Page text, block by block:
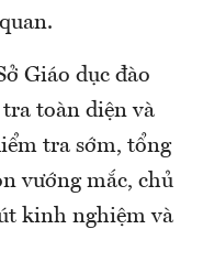
Giáo dục đào
toàn diện và
tra sớm, tổng
vướng mắc, chủ
kinh nghiệm và